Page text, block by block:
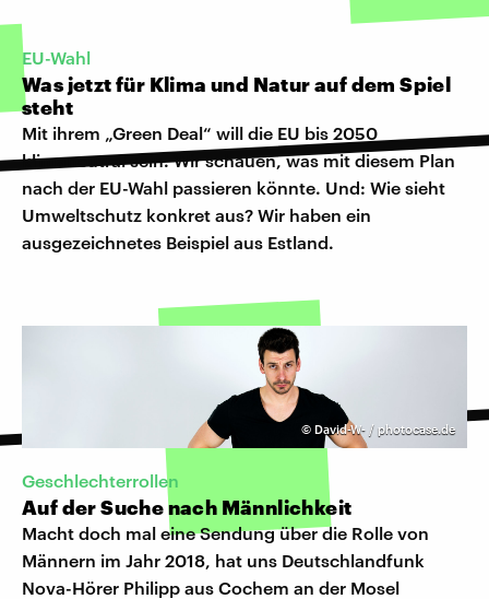
EU-Wahl
Was jetzt für Klima und Natur auf dem Spiel
steht
Mit ihrem „Green Deal“ will die EU bis 2050
klimaneutral sein. Wir schauen, was mit diesem Plan
nach der EU-Wahl passieren könnte. Und: Wie sieht
Umweltschutz konkret aus? Wir haben ein
ausgezeichnetes Beispiel aus Estland.
© David-W- / photocase.de
Geschlechterrollen
Auf der Suche nach Männlichkeit
Macht doch mal eine Sendung über die Rolle von
Männern im Jahr 2018, hat uns Deutschlandfunk
Nova-Hörer Philipp aus Cochem an der Mosel